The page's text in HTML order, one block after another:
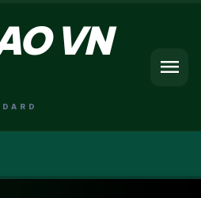
VN
menu